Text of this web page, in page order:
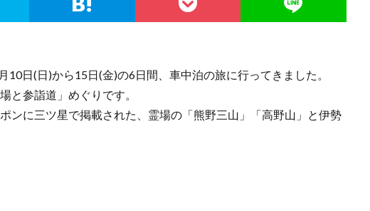
日(日)から15日(金)の6日間、車中泊の旅に行ってきました。
と参詣道」めぐりです。
ンに三ツ星で掲載された、霊場の「熊野三山」「高野山」と伊勢